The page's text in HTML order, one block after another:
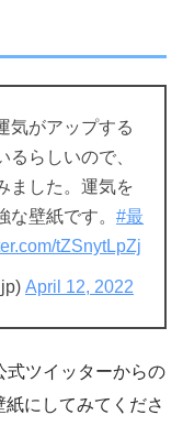
気がアップする
らしいので、
ました。運気を
壁紙です。 #最
tZSnytLpZj
April 12, 2022
ツイッターからの
にしてみてくださ